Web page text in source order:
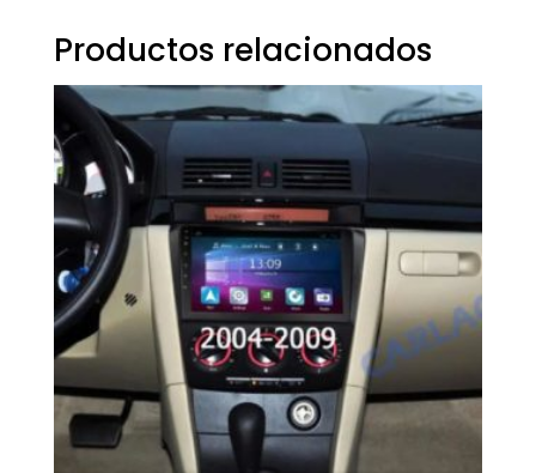
Productos relacionados